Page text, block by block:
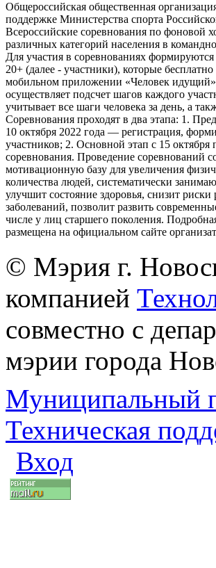
Общероссийская общественная
поддержке Министерства спорта
Всероссийские соревнования по фоновой
различных категорий населения в
Для участия в соревнованиях
20+ (далее - участники), которые
мобильном приложении «Человек
осуществляет подсчет шагов каждого
учитывает все шаги человека за день, а
Соревнования проходят в два этапа: 1.
10 октября 2022 года — регистрация,
участников; 2. Основной этап с 15
соревнования. Проведение соревнований
мотивационную базу для увеличения
количества людей, систематически
улучшит состояние здоровья, снизит
заболеваний, позволит развить
числе у лиц старшего поколения.
размещена на официальном сайте
© Мэрия г.
компанией
совместно с
мэрии города
Муниципальный
Техническая
Вход